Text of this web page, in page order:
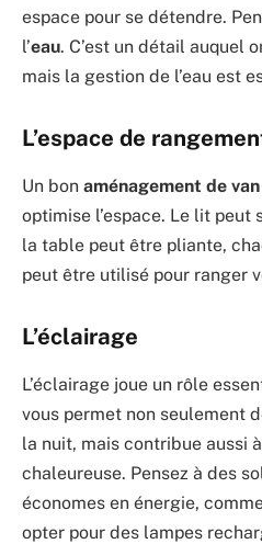
espace pour se détendre.
l’eau. C’est un détail auquel
mais la gestion de l’eau est
L’espace de
Un bon aménagement de van
optimise l’espace. Le lit peut
la table peut être pliante,
peut être utilisé pour ranger
L’éclairage
L’éclairage joue un rôle
vous permet non seulement
la nuit, mais contribue aussi
chaleureuse. Pensez à des
économes en énergie,
opter pour des lampes